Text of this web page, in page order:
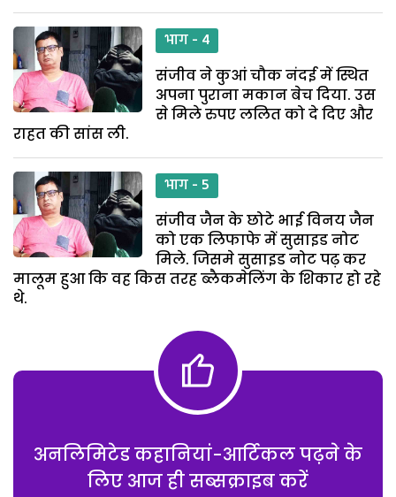
भाग - 4
संजीव ने कुआं चौक नंदई में स्थित
अपना पुराना मकान बेच दिया. उस
से मिले रुपए ललित को दे दिए और
राहत की सांस ली.
भाग - 5
संजीव जैन के छोटे भाई विनय जैन
को एक लिफाफे में सुसाइड नोट
मिले. जिसमे सुसाइड नोट पढ़ कर
मालूम हुआ कि वह किस तरह ब्लैकमेलिंग के शिकार हो रहे
थे.
अनलिमिटेड कहानियां-आर्टिकल पढ़ने के
लिए आज ही सब्सक्राइब करें